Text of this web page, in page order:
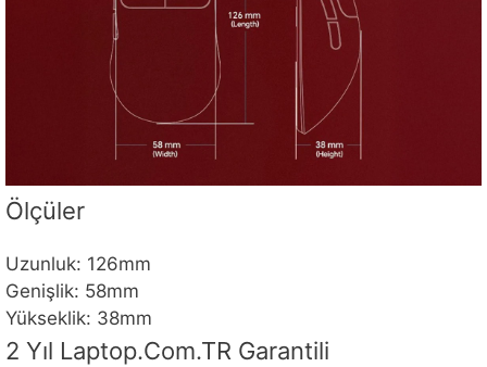
Ölçüler
Uzunluk: 126mm
Genişlik: 58mm
Yükseklik: 38mm
2 Yıl Laptop.Com.TR Garantili